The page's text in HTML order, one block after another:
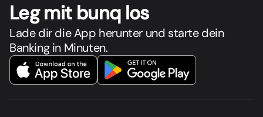
Leg mit bunq los
Lade dir die App herunter und starte dein
Banking in Minuten.